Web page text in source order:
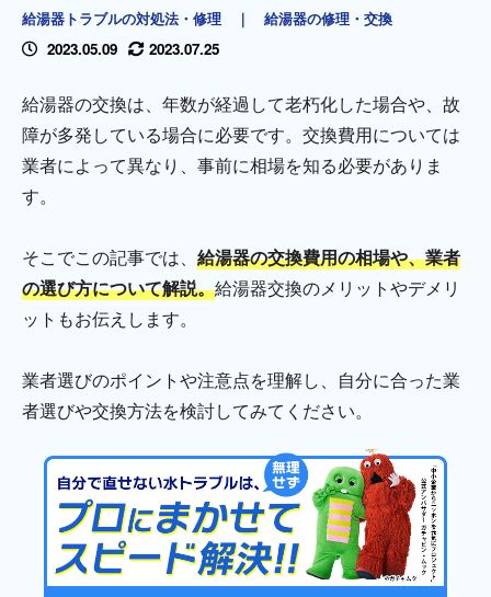
給湯器トラブルの対処法・修理 ｜ 給湯器の修理・交換
2023.05.09
2023.07.25
給湯器の交換は、年数が経過して老朽化した場合や、故
障が多発している場合に必要です。交換費用については
業者によって異なり、事前に相場を知る必要がありま
す。
そこでこの記事では、 給湯器の交換費用の相場や、業者
の選び方について解説。給湯器交換のメリットやデメリ
ットもお伝えします。
業者選びのポイントや注意点を理解し、自分に合った業
者選びや交換方法を検討してみてください。